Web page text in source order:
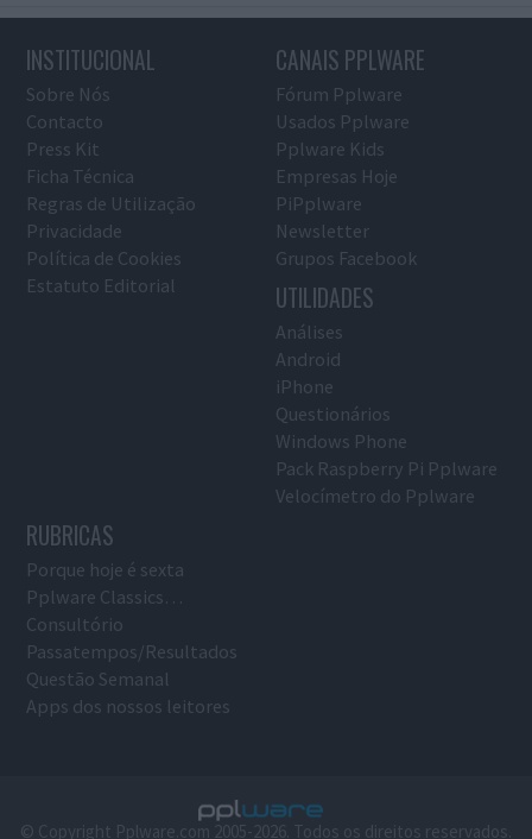
INSTITUCIONAL
Sobre Nós
Contacto
Press Kit
Ficha Técnica
Regras de Utilização
Privacidade
Política de Cookies
Estatuto Editorial
CANAIS PPLWARE
Fórum Pplware
Usados Pplware
Pplware Kids
Empresas Hoje
PiPplware
Newsletter
Grupos Facebook
UTILIDADES
Análises
Android
iPhone
Questionários
Windows Phone
Pack Raspberry Pi Pplware
Velocímetro do Pplware
RUBRICAS
Porque hoje é sexta
Pplware Classics…
Consultório
Passatempos/Resultados
Questão Semanal
Apps dos nossos leitores
© Copyright Pplware.com 2005-2026. Todos os direitos reservados.